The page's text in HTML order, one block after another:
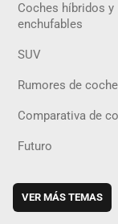
Coches híbridos y
enchufables
SUV
Rumores de
Comparativa de
Futuro
VER MÁS TEMAS